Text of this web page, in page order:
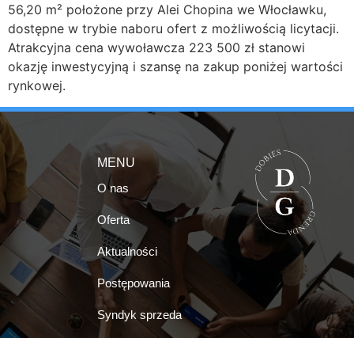
56,20 m² położone przy Alei Chopina we Włocławku,
dostępne w trybie naboru ofert z możliwością licytacji.
Atrakcyjna cena wywoławcza 223 500 zł stanowi
okazję inwestycyjną i szansę na zakup poniżej wartości
rynkowej.
MENU
O nas
Oferta
Aktualności
Postępowania
Syndyk sprzeda